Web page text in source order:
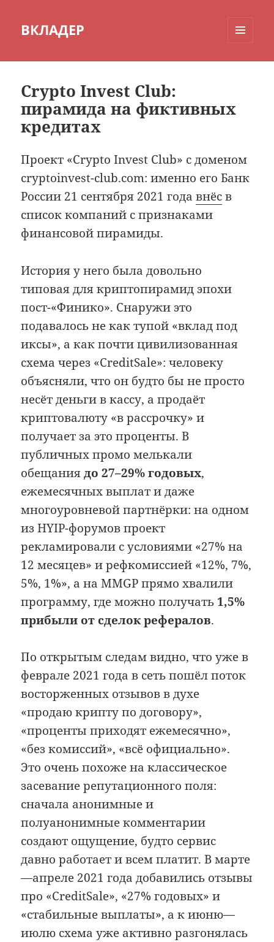
ВКЛАДЕР
Crypto Invest Club:
пирамида на фиктивных
кредитах
Проект «Crypto Invest Club» с доменом
cryptoinvest-club.com: именно его Банк
России 21 сентября 2021 годавнёсв
список компаний с признаками
финансовой пирамиды.
История у него была довольно
типовая для криптопирамид эпохи
пост-«Финико». Снаружи это
подавалось не как тупой «вклад под
иксы», а как почти цивилизованная
схема через «CreditSale»: человеку
объясняли, что он будто бы не просто
несёт деньги в кассу, а продаёт
криптовалюту «в рассрочку» и
получает за это проценты. В
публичных промо мелькали
обещаниядо 27–29% годовых,
ежемесячных выплат и даже
многоуровневой партнёрки: на одном
из HYIP-форумов проект
рекламировали с условиями «27% на
12 месяцев» и рефкомиссией «12%, 7%,
5%, 1%», а на MMGP прямо хвалили
программу, где можно получать 1,5%
прибыли от сделок рефералов.
По открытым следам видно, что уже в
феврале 2021 года в сеть пошёл поток
восторженных отзывов в духе
«продаю крипту по договору»,
«проценты приходят ежемесячно»,
«без комиссий», «всё официально».
Это очень похоже на классическое
засевание репутационного поля:
сначала анонимные и
полуанонимные комментарии
создают ощущение, будто сервис
давно работает и всем платит. В марте
—апреле 2021 года добавились отзывы
про «CreditSale», «27% годовых» и
«стабильные выплаты», а к июню—
июлю схема уже активно разгонялась